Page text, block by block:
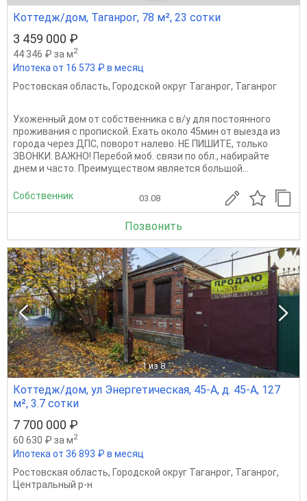
Коттедж/дом, Таганрог, 78 м², 23 сотки
3 459 000 ₽
44 346 ₽ за м2
Ипотека от 16 573 ₽ в месяц
Ростовская область, Городской округ Таганрог, Таганрог
Ухоженный дом от собственника с в/у для постоянного
проживания с пропиской. Ехать около 45мин от выезда из
города через ДПС, поворот налево. НЕ ПИШИТЕ, только
ЗВОНКИ. ВАЖНО! Перебой моб. связи по обл., набирайте
днем и часто. Преимуществом является большой...
Собственник 03.08
Позвонить
1 из 8
Коттедж/дом, ул Энергетическая, 45-А, д. 45-А, 127
м², 3.7 сотки
7 700 000 ₽
60 630 ₽ за м2
Ипотека от 36 893 ₽ в месяц
Ростовская область, Городской округ Таганрог, Таганрог,
Центральный р-н